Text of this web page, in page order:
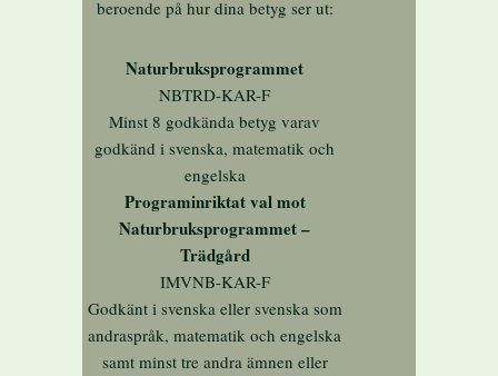
beroende på hur dina betyg ser ut:
Naturbruksprogrammet
NBTRD-KAR-F
Minst 8 godkända betyg varav
godkänd i svenska, matematik och
engelska
Programinriktat val mot
Naturbruksprogrammet –
Trädgård
IMVNB-KAR-F
Godkänt i svenska eller svenska som
andraspråk, matematik och engelska
samt minst tre andra ämnen eller